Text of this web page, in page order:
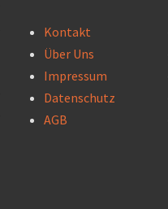
Kontakt
Über Uns
Impressum
Datenschutz
AGB